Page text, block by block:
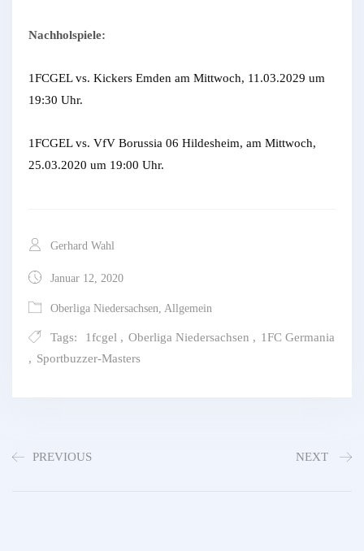
Nachholspiele:
1FCGEL vs. Kickers Emden am Mittwoch, 11.03.2029 um
19:30 Uhr.
1FCGEL vs. VfV Borussia 06 Hildesheim, am Mittwoch,
25.03.2020 um 19:00 Uhr.
Gerhard Wahl
Januar 12, 2020
Oberliga Niedersachsen, Allgemein
Tags: 1fcgel , Oberliga Niedersachsen , 1FC Germania
, Sportbuzzer-Masters
PREVIOUS NEXT